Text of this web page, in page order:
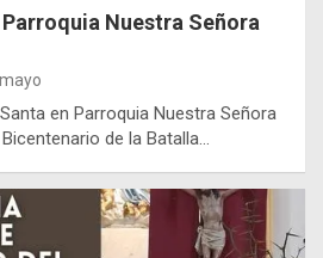
Nuestra Señora
en Parroquia Nuestra Señora
de la Batalla…